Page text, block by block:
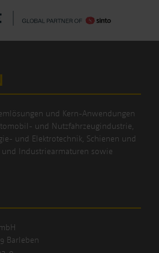
und Kern-Anwendungen
und Nutzfahrzeugindustrie,
und Elektrotechnik, Schienen und
und Industriearmaturen sowie
Barleben